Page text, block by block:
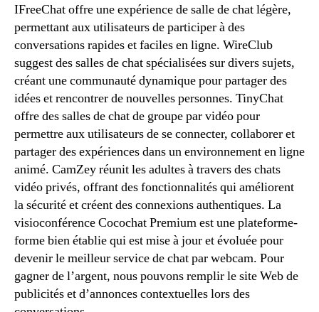
IFreeChat offre une expérience de salle de chat légère,
permettant aux utilisateurs de participer à des
conversations rapides et faciles en ligne. WireClub
suggest des salles de chat spécialisées sur divers sujets,
créant une communauté dynamique pour partager des
idées et rencontrer de nouvelles personnes. TinyChat
offre des salles de chat de groupe par vidéo pour
permettre aux utilisateurs de se connecter, collaborer et
partager des expériences dans un environnement en ligne
animé. CamZey réunit les adultes à travers des chats
vidéo privés, offrant des fonctionnalités qui améliorent
la sécurité et créent des connexions authentiques. La
visioconférence Cocochat Premium est une plateforme-
forme bien établie qui est mise à jour et évoluée pour
devenir le meilleur service de chat par webcam. Pour
gagner de l’argent, nous pouvons remplir le site Web de
publicités et d’annonces contextuelles lors des